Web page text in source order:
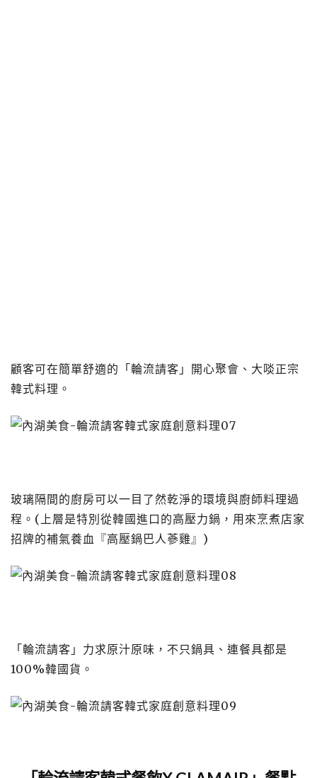
顧客可在簡單舒適的「輪流請客」開心聚會、大啖正宗
韓式料理。
玻璃隔間的廚房可以一目了然乾淨的環境與廚師料理過
程。(上層是特別從韓國進口的高壓力鍋，用來烹煮店家
招牌的補氣養血『高壓鍋巴人蔘雞』)
「輪流請客」力求原汁原味，不只鍋具、連餐具都是
100%韓國貨。